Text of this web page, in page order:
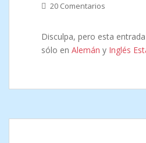
20 Comentarios
Disculpa, pero esta
sólo en Alemán y Inglés